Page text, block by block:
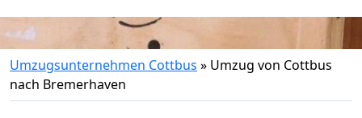
Umzugsunternehmen Cottbus » Umzug von Cottbus
nach Bremerhaven